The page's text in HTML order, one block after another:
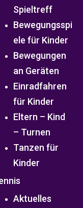
Spieltreff
Bewegungsspi
ele für Kinder
Bewegungen
an Geräten
Einradfahren
für Kinder
Eltern – Kind
– Turnen
Tanzen für
Kinder
Aktuelles